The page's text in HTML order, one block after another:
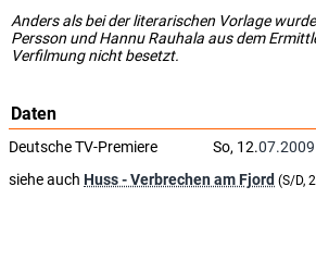
Anders als bei der literarischen Vorlage
Persson und Hannu Rauhala aus dem
Verfilmung nicht besetzt.
Daten
Deutsche TV-Premiere So, 12.07.2009
siehe auch Huss - Verbrechen am Fjord (S/D,